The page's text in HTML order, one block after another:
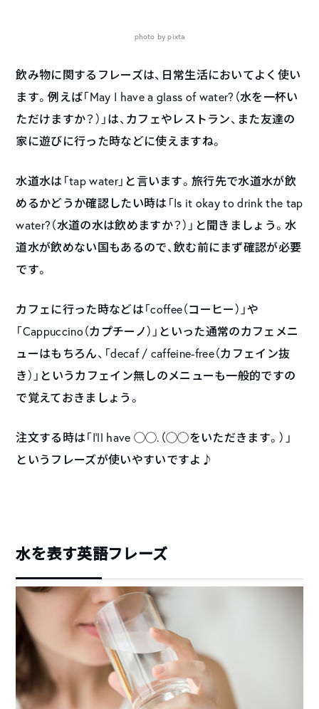
photo by pixta
飲み物に関するフレーズは、日常生活においてよく使い
ます。例えば「May I have a glass of water?（水を一杯い
ただけますか？）」は、カフェやレストラン、また友達の
家に遊びに行った時などに使えますね。
水道水は「tap water」と言います。旅行先で水道水が飲
めるかどうか確認したい時は「Is it okay to drink the tap
water?（水道の水は飲めますか？）」と聞きましょう。水
道水が飲めない国もあるので、飲む前にまず確認が必要
です。
カフェに行った時などは「coffee（コーヒー）」や
「Cappuccino（カプチーノ）」といった通常のカフェメニ
ューはもちろん、「decaf / caffeine-free（カフェイン抜
き）」というカフェイン無しのメニューも一般的ですの
で覚えておきましょう。
注文する時は「I’ll have ◯◯.（◯◯をいただきます。）」
というフレーズが使いやすいですよ♪
水を表す英語フレーズ